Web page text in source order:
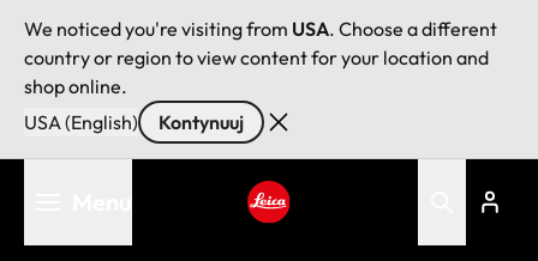
We noticed you're visiting from USA. Choose a different
country or region to view content for your location and
shop online.
USA (English)
Kontynuuj